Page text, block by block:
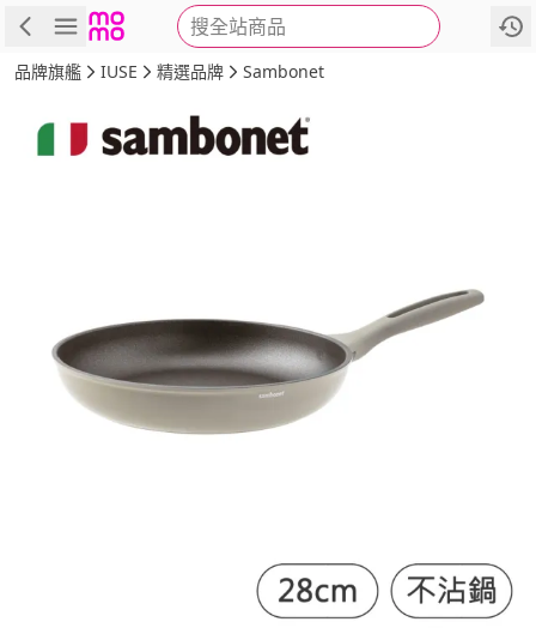
搜全站商品
商品 評價 詳情
品牌旗艦 IUSE 精選品牌 Sambonet